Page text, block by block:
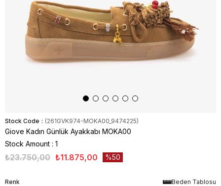
Stock Code (261GVK974-MOKA00_9474225)
Giove Kadın Günlük Ayakkabı MOKA00
Stock Amount : 1
₺23.750,00 ₺11.875,00 50
Beden Tablosu
Renk